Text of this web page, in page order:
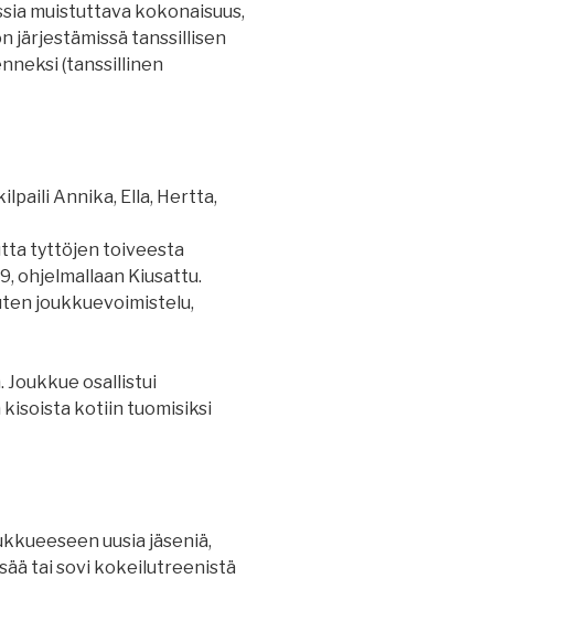
muistuttava kokonaisuus,
järjestämissä tanssillisen
(tanssillinen
Annika, Ella, Hertta,
tyttöjen toiveesta
ohjelmallaan Kiusattu.
joukkuevoimistelu,
Joukkue osallistui
kisoista kotiin tuomisiksi
uusia jäseniä,
tai sovi kokeilutreenistä